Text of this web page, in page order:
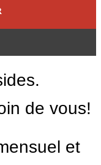
de vous!
et